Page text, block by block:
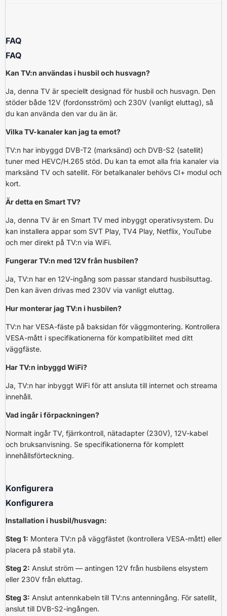
FAQ
FAQ
Kan TV:n användas i husbil och husvagn?
Ja, denna TV är speciellt designad för husbil och husvagn. Den
stöder både 12V (fordonsström) och 230V (vanligt eluttag), så
du kan använda den var du än är.
Vilka TV-kanaler kan jag ta emot?
TV:n har inbyggd DVB-T2 (marksänd) och DVB-S2 (satellit)
tuner med HEVC/H.265 stöd. Du kan ta emot alla fria kanaler via
marksänd TV och satellit. För betalkanaler behövs CI+ modul och
kort.
Är detta en Smart TV?
Ja, denna TV är en Smart TV med inbyggt operativsystem. Du
kan installera appar som SVT Play, TV4 Play, Netflix, YouTube
och mer direkt på TV:n via WiFi.
Fungerar TV:n med 12V från husbilen?
Ja, TV:n har en 12V-ingång som passar standard husbilsuttag.
Den kan även drivas med 230V via vanligt eluttag.
Hur monterar jag TV:n i husbilen?
TV:n har VESA-fäste på baksidan för väggmontering. Kontrollera
VESA-mått i specifikationerna för kompatibilitet med ditt
väggfäste.
Har TV:n inbyggd WiFi?
Ja, TV:n har inbyggt WiFi för att ansluta till internet och streama
innehåll.
Vad ingår i förpackningen?
Normalt ingår TV, fjärrkontroll, nätadapter (230V), 12V-kabel
och bruksanvisning. Se specifikationerna för komplett
innehållsförteckning.
Konfigurera
Konfigurera
Installation i husbil/husvagn:
Steg 1: Montera TV:n på väggfästet (kontrollera VESA-mått) eller
placera på stabil yta.
Steg 2: Anslut ström — antingen 12V från husbilens elsystem
eller 230V från eluttag.
Steg 3: Anslut antennkabeln till TV:ns antenningång. För satellit,
anslut till DVB-S2-ingången.